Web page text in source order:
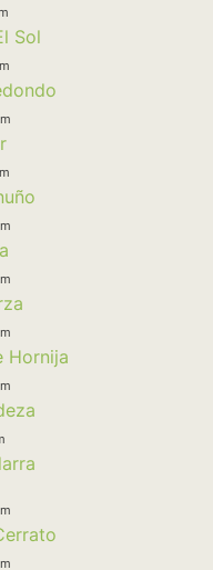
Sol
Hornija